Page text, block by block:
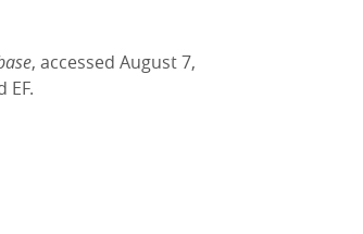
, accessed August 7,
EF.